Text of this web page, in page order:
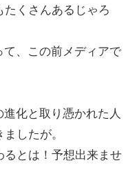
たくさんあるじゃろ
、この前メディアで
化と取り憑かれた人
したが。
とは！予想出来ませ